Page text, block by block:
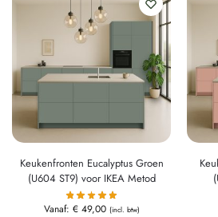
Keukenfronten Eucalyptus Groen
(U604 ST9) voor IKEA Metod
Vanaf: €49,00 (incl. btw)